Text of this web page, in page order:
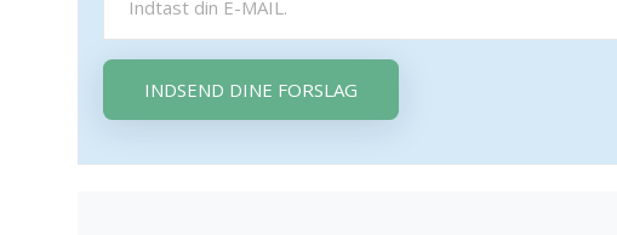
INDSEND DINE FORSLAG